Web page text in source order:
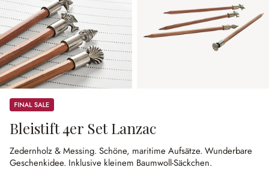
Sale
Bleistift 4er Set Lanzac
Zedernholz & Messing. Schöne, maritime Aufsätze. Wunderbare
Geschenkidee. Inklusive kleinem Baumwoll-Säckchen.